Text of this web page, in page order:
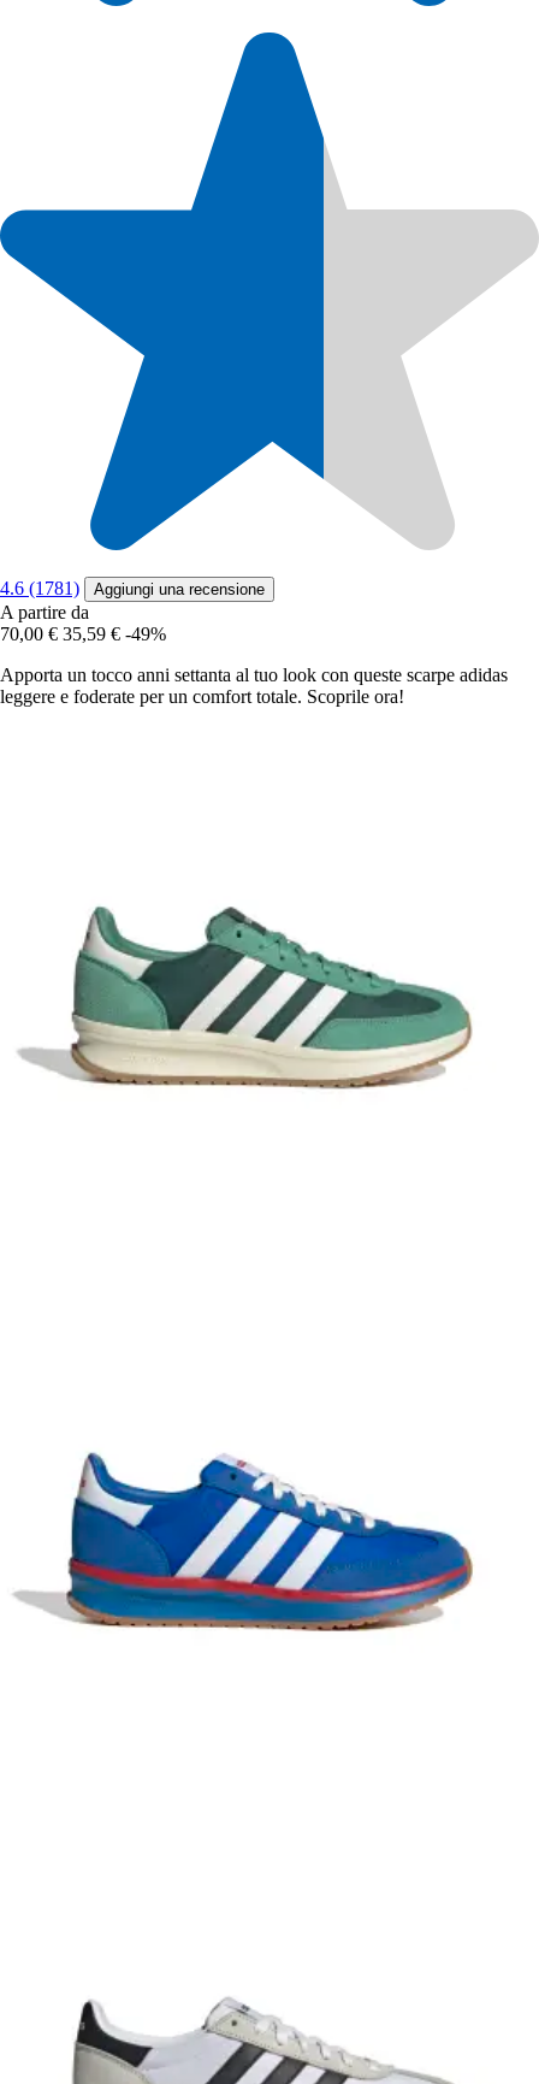
4.6 (1781) Aggiungi una recensione
A partire da
70,00 € 35,59 € -49%
Apporta un tocco anni settanta al tuo look con queste scarpe adidas
leggere e foderate per un comfort totale. Scoprile ora!